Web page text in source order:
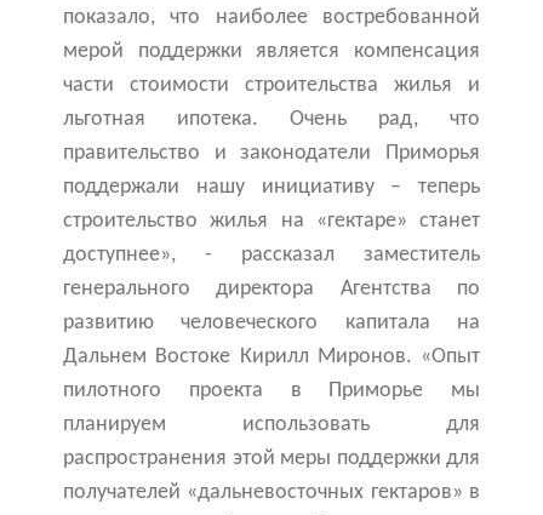
показало, что наиболее востребованной
мерой поддержки является компенсация
части стоимости строительства жилья и
льготная ипотека. Очень рад, что
правительство и законодатели Приморья
поддержали нашу инициативу – теперь
строительство жилья на «гектаре» станет
доступнее», - рассказал заместитель
генерального директора Агентства по
развитию человеческого капитала на
Дальнем Востоке Кирилл Миронов. «Опыт
пилотного проекта в Приморье мы
планируем использовать для
распространения этой меры поддержки для
получателей «дальневосточных гектаров» в